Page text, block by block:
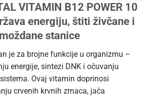
VITAMIN B12 POWER 10
energiju, štiti živčane i
moždane stanice
je za brojne funkcije u organizmu –
energije, sintezi DNK i očuvanju
Ovaj vitamin doprinosi
crvenih krvnih zrnaca, jača